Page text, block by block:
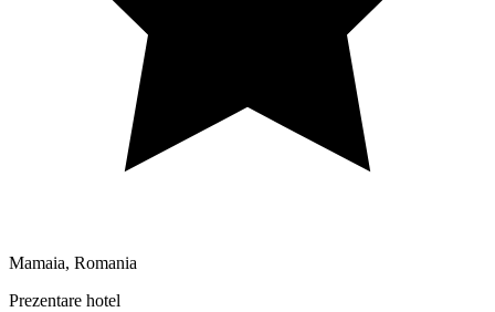
Mamaia, Romania
Prezentare hotel